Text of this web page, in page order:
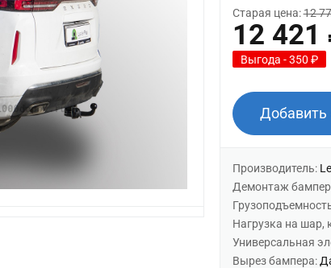
Старая цена:12
12 421
Выгода - 350 ₽
Добавить
Производитель:
Демонтаж
Нагрузка на шар,
Универсальная
Вырез бампера: